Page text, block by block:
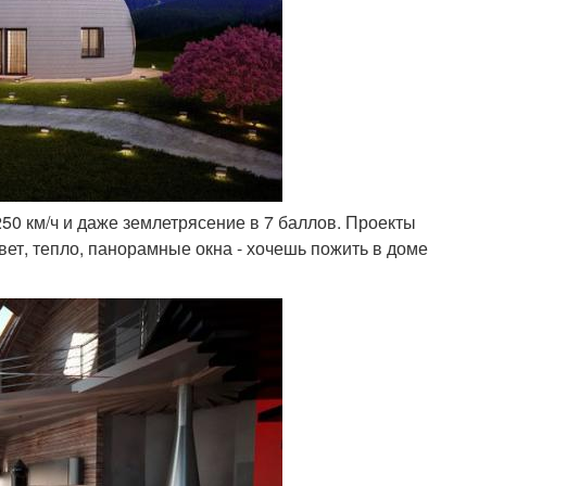
км/ч и даже землетрясение в 7 баллов. Проекты
тепло, панорамные окна - хочешь пожить в доме